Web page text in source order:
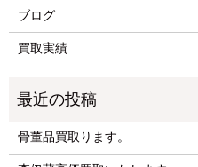
ブログ
買取実績
骨董品買取ります。